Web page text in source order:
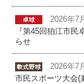
2026年7
『第45回狛江市
らせ
2026年7
市民スポーツ大会(